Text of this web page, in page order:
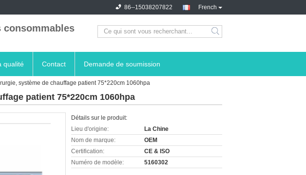
French
86--15038207822
qualité Contact Demande de soumission
système de chauffage patient 75*220cm 1060hpa
patient 75*220cm 1060hpa
Détails sur le produit:
Lieu d'origine:
La Chine
Nom de marque:
OEM
Certification:
CE & ISO
Numéro de modèle:
5160302